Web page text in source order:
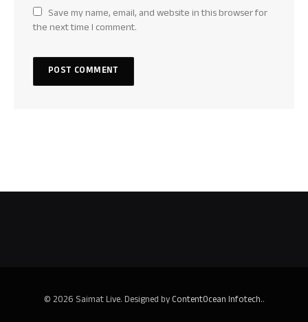
Save my name, email, and website in this browser for
the next time I comment.
© 2026 Saimat Live. Designed byContentOcean Infotech..